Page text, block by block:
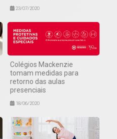
23/07/2020
Colégios Mackenzie
tomam medidas para
retorno das aulas
presenciais
18/06/2020